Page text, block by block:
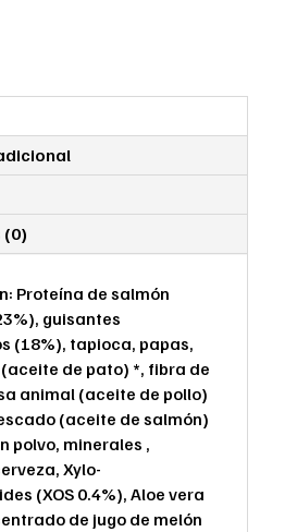
Proteína de salmón
guisantes
(18%), tapioca, papas,
de pato) *, fibra de
animal (aceite de pollo)
(aceite de salmón)
polvo, minerales ,
Xylo-
(XOS 0.4%), Aloe vera
de jugo de melón